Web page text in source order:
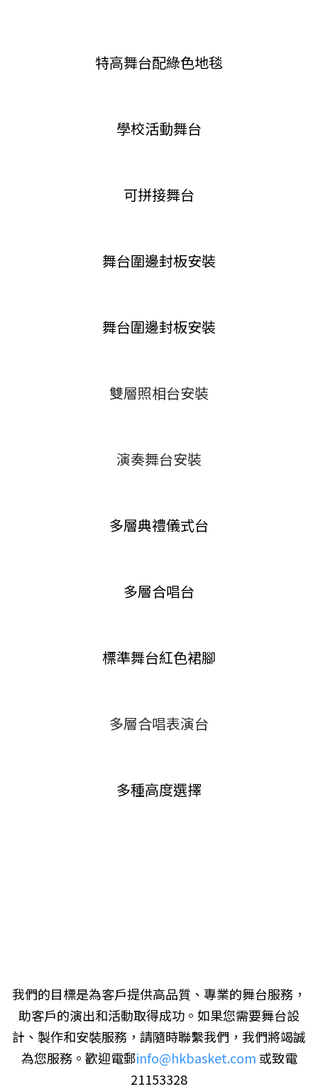
特高舞台配綠色地毯
學校活動舞台
可拼接舞台
舞台圍邊封板安裝
舞台圍邊封板安裝
雙層照相台安裝
演奏舞台安裝
多層典禮儀式台
多層合唱台
標準舞台紅色裙腳
多層合唱表演台
多種高度選擇
我們的目標是為客戶提供高品質、專業的舞台服務，
助客戶的演出和活動取得成功。如果您需要舞台設
計、製作和安裝服務，請隨時聯繫我們，我們將竭誠
為您服務。歡迎電郵info@hkbasket.com 或致電
21153328